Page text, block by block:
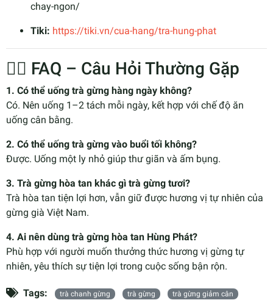
chay-ngon/
Tiki: https://tiki.vn/cua-hang/tra-hung-phat
🧘‍♀️ FAQ – Câu Hỏi Thường Gặp
1. Có thể uống trà gừng hàng ngày không?
Có. Nên uống 1–2 tách mỗi ngày, kết hợp với chế độ ăn
uống cân bằng.
2. Có thể uống trà gừng vào buổi tối không?
Được. Uống một ly nhỏ giúp thư giãn và ấm bụng.
3. Trà gừng hòa tan khác gì trà gừng tươi?
Trà hòa tan tiện lợi hơn, vẫn giữ được hương vị tự nhiên của
gừng già Việt Nam.
4. Ai nên dùng trà gừng hòa tan Hùng Phát?
Phù hợp với người muốn thưởng thức hương vị gừng tự
nhiên, yêu thích sự tiện lợi trong cuộc sống bận rộn.
Tags: trà chanh gừng trà gừng
trà gừng giảm cân